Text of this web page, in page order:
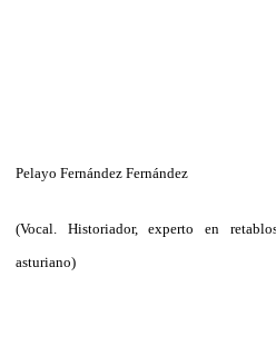
Pelayo Fernández Fernández
(Vocal. Historiador, experto en
asturiano)